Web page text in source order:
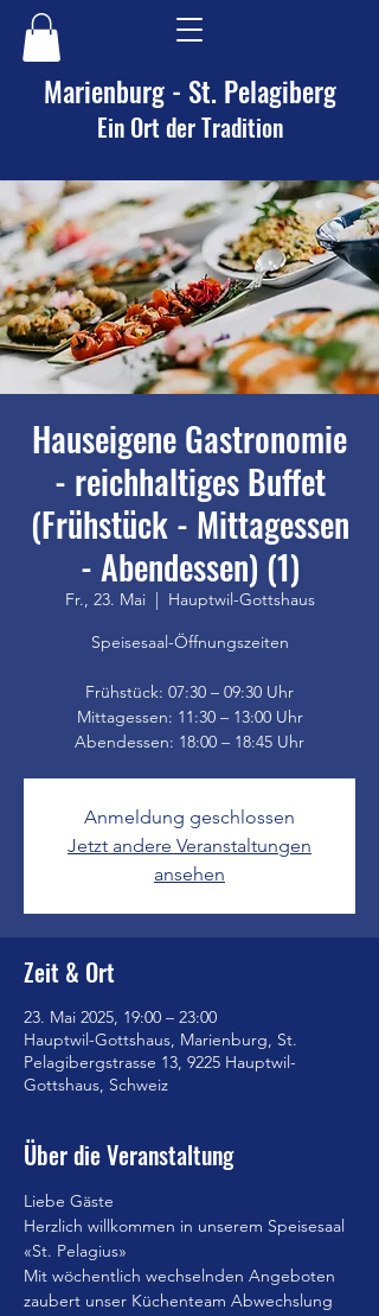
Marienburg - St. Pelagiberg
Ein Ort der Tradition
Hauseigene Gastronomie
- reichhaltiges Buffet
(Frühstück - Mittagessen
- Abendessen) (1)
Fr., 23. Mai
  |
Hauptwil-Gottshaus
Speisesaal-Öffnungszeiten
Frühstück: 07:30 – 09:30 Uhr
Mittagessen: 11:30 – 13:00 Uhr
Anmeldung geschlossen
Jetzt andere Veranstaltungen
ansehen
Zeit & Ort
23. Mai 2025, 19:00 – 23:00
Hauptwil-Gottshaus, Marienburg, St.
Pelagibergstrasse 13, 9225 Hauptwil-
Gottshaus, Schweiz
Über die Veranstaltung
Liebe Gäste
Herzlich willkommen in unserem Speisesaal
«St. Pelagius»
Mit wöchentlich wechselnden Angeboten
zaubert unser Küchenteam Abwechslung